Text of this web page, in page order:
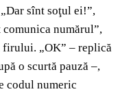
sînt soţul ei!”,
numărul”,
firului. „OK” – replică
o scurtă pauză –,
codul numeric